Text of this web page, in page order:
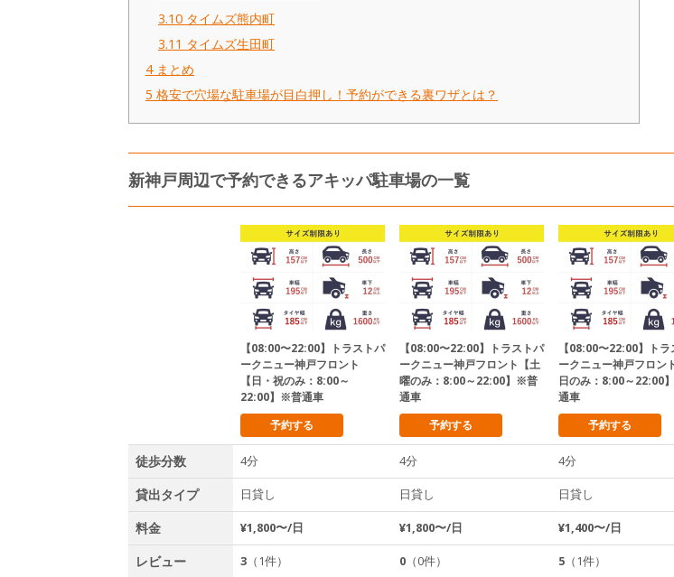
3.10 タイムズ熊内町
3.11 タイムズ生田町
4 まとめ
5 格安で穴場な駐車場が目白押し！予約ができる裏ワザとは？
新神戸周辺で予約できるアキッパ駐車場の一覧
【08:00〜22:00】トラストパ
ークニュー神戸フロント
【日・祝のみ：8:00～
22:00】※普通車
【08:00〜22:00】トラストパ
ークニュー神戸フロント【土
曜のみ：8:00～22:00】※普
通車
【08:00〜22:00】ト
ークニュー神戸フロン
日のみ：8:00～22:00
通車
予約する 予約する 予約する
徒歩分数 4分 4分 4分
貸出タイプ 日貸し 日貸し 日貸し
料金 ¥1,800〜/日 ¥1,800〜/日 ¥1,400〜/日
レビュー 3 （1件） 0 （0件） 5 （1件）